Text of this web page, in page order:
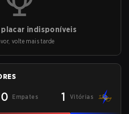
indisponíveis
volte mais tarde
0 Empates 1 Vitórias